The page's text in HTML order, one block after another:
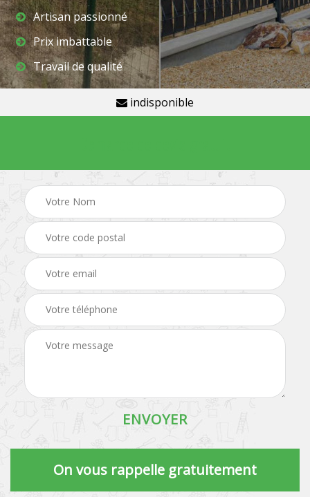
Artisan passionné
Prix imbattable
Travail de qualité
indisponible
On vous rappelle gratuitement